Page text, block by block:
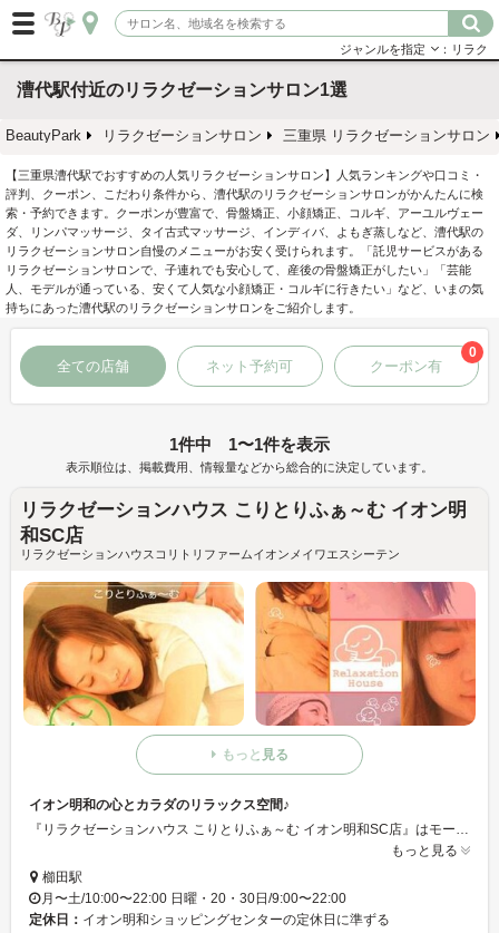
ジャンルを指定 ：リラク
漕代駅付近のリラクゼーションサロン1選
BeautyPark リラクゼーションサロン 三重県 リラクゼーションサロン
【三重県漕代駅でおすすめの人気リラクゼーションサロン】人気ランキングや口コミ・
評判、クーポン、こだわり条件から、漕代駅のリラクゼーションサロンがかんたんに検
索・予約できます。クーポンが豊富で、骨盤矯正、小顔矯正、コルギ、アーユルヴェー
ダ、リンパマッサージ、タイ古式マッサージ、インディバ、よもぎ蒸しなど、漕代駅の
リラクゼーションサロン自慢のメニューがお安く受けられます。「託児サービスがある
リラクゼーションサロンで、子連れでも安心して、産後の骨盤矯正がしたい」「芸能
人、モデルが通っている、安くて人気な小顔矯正・コルギに行きたい」など、いまの気
持ちにあった漕代駅のリラクゼーションサロンをご紹介します。
全ての店舗 ネット予約可 クーポン有
0
1件中 1〜1件を表示
表示順位は、掲載費用、情報量などから総合的に決定しています。
リラクゼーションハウス こりとりふぁ～む イオン明
和SC店
リラクゼーションハウスコリトリファームイオンメイワエスシーテン
もっと見る
イオン明和の心とカラダのリラックス空間♪
『リラクゼーションハウス こりとりふぁ～む イオン明和SC店』はモール南入口エレベーター横にあります。夜10時までの営業となっておりますので、映画の帰りやお買物の合間など、お気軽にお立ち寄り下さい。
もっと見る
櫛田駅
月〜土/10:00〜22:00 日曜・20・30日/9:00〜22:00
定休日： イオン明和ショッピングセンターの定休日に準ずる